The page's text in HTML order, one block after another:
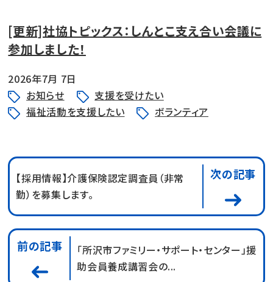
[更新]社協トピックス：しんとこ支え合い会議に
参加しました！
2026年7月 7日
お知らせ
支援を受けたい
福祉活動を支援したい
ボランティア
前の記事
「所沢市ファミリー・サポート・センター」援
助会員養成講習会の...
【採用情報】介護保険認定調査員（非常
勤）を募集します。
次の記事